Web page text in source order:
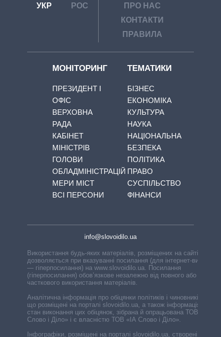
УКР РОС
ПРО НАС
КОНТАКТИ
ПРАВИЛА
МОНІТОРИНГ
ПРЕЗИДЕНТ І
ОФІС
ВЕРХОВНА
РАДА
КАБІНЕТ
МІНІСТРІВ
ГОЛОВИ
ОБЛАДМІНІСТРАЦІЙ
МЕРИ МІСТ
ВСІ ПЕРСОНИ
ТЕМАТИКИ
БІЗНЕС
ЕКОНОМІКА
КУЛЬТУРА
НАУКА
НАЦІОНАЛЬНА
БЕЗПЕКА
ПОЛІТИКА
ПРАВО
СУСПІЛЬСТВО
ФІНАНСИ
info@slovoidilo.ua
Використання будь-яких матеріалів, розміщених на сайті,
дозволяється при вказуванні посилання (для інтернет-видань
— гіперпосилання) на www.slovoidilo.ua. Посилання
(гіперпосилання) обов’язкове незалежно від повного або
часткового використання матеріалів.
Аналітична інформація про обіцянки політиків і чиновників,
що розміщені на порталі slovoidilo.ua, а також інформація про
стан виконання цих обіцянок, зібрана й опрацьована ТОВ «ІА
Слово і Діло» і є власністю ТОВ «ІА Слово і Діло».
Інфографіки, розміщені на порталі slovoidilo.ua, створені ГО